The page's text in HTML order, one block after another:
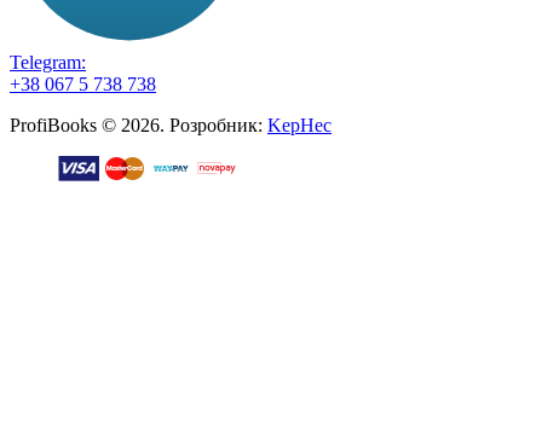
Telegram:
+38 067 5 738 738
ProfiBooks © 2026. Розробник: KepHec